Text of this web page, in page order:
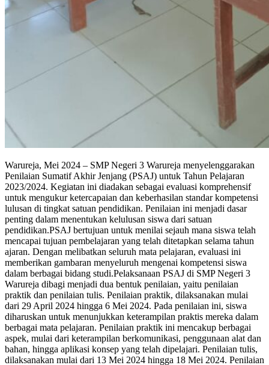
Warureja, Mei 2024 – SMP Negeri 3 Warureja menyelenggarakan
Penilaian Sumatif Akhir Jenjang (PSAJ) untuk Tahun Pelajaran
2023/2024. Kegiatan ini diadakan sebagai evaluasi komprehensif
untuk mengukur ketercapaian dan keberhasilan standar kompetensi
lulusan di tingkat satuan pendidikan. Penilaian ini menjadi dasar
penting dalam menentukan kelulusan siswa dari satuan
pendidikan.PSAJ bertujuan untuk menilai sejauh mana siswa telah
mencapai tujuan pembelajaran yang telah ditetapkan selama tahun
ajaran. Dengan melibatkan seluruh mata pelajaran, evaluasi ini
memberikan gambaran menyeluruh mengenai kompetensi siswa
dalam berbagai bidang studi.Pelaksanaan PSAJ di SMP Negeri 3
Warureja dibagi menjadi dua bentuk penilaian, yaitu penilaian
praktik dan penilaian tulis. Penilaian praktik, dilaksanakan mulai
dari 29 April 2024 hingga 6 Mei 2024. Pada penilaian ini, siswa
diharuskan untuk menunjukkan keterampilan praktis mereka dalam
berbagai mata pelajaran. Penilaian praktik ini mencakup berbagai
aspek, mulai dari keterampilan berkomunikasi, penggunaan alat dan
bahan, hingga aplikasi konsep yang telah dipelajari. Penilaian tulis,
dilaksanakan mulai dari 13 Mei 2024 hingga 18 Mei 2024. Penilaian